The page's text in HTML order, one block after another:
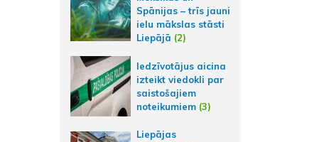
Spānijas – trīs jauni
ielu mākslas stāsti
Liepājā (2)
Iedzīvotājus aicina
izteikt viedokli par
saistošajiem
noteikumiem (3)
Liepājas